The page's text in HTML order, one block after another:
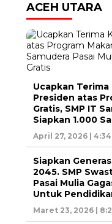
ACEH UTARA
Ucapkan
Presiden atas
Gratis, SMP IT
Siapkan 1.000
April 27, 2026 |
Siapkan
2045. SMP
Pasai Mulia
Untuk
Maret 23, 2026 |